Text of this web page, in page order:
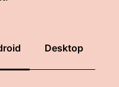
Desktop